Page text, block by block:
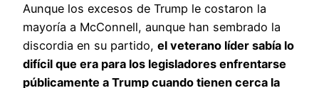
Aunque los excesos de Trump le costaron la
mayoría a McConnell, aunque han sembrado la
discordia en su partido, el veterano líder sabía lo
difícil que era para los legisladores enfrentarse
públicamente a Trump cuando tienen cerca la